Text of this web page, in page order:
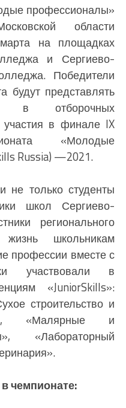
профессионалы»
области
на площадках
и Сергиево-
Победители
будут представлять
в отборочных
в финале IX
«Молодые
Russia) —2021.
не только студенты
школ Сергиево-
регионального
школьникам
профессии вместе с
участвовали в
«JuniorSkills»:
строительство и
«Малярные и
«Лабораторный
чемпионате: